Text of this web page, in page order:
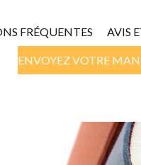
FRÉQUENTES AVIS
ENVOYEZ VOTRE